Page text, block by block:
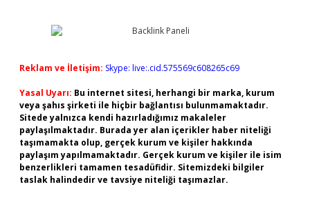
Reklam ve İletişim: Skype: live:.cid.575569c608265c69
Yasal Uyarı: Bu internet sitesi, herhangi bir marka, kurum
veya şahıs şirketi ile hiçbir bağlantısı bulunmamaktadır.
Sitede yalnızca kendi hazırladığımız makaleler
paylaşılmaktadır. Burada yer alan içerikler haber niteliği
taşımamakta olup, gerçek kurum ve kişiler hakkında
paylaşım yapılmamaktadır. Gerçek kurum ve kişiler ile isim
benzerlikleri tamamen tesadüfidir. Sitemizdeki bilgiler
taslak halindedir ve tavsiye niteliği taşımazlar.